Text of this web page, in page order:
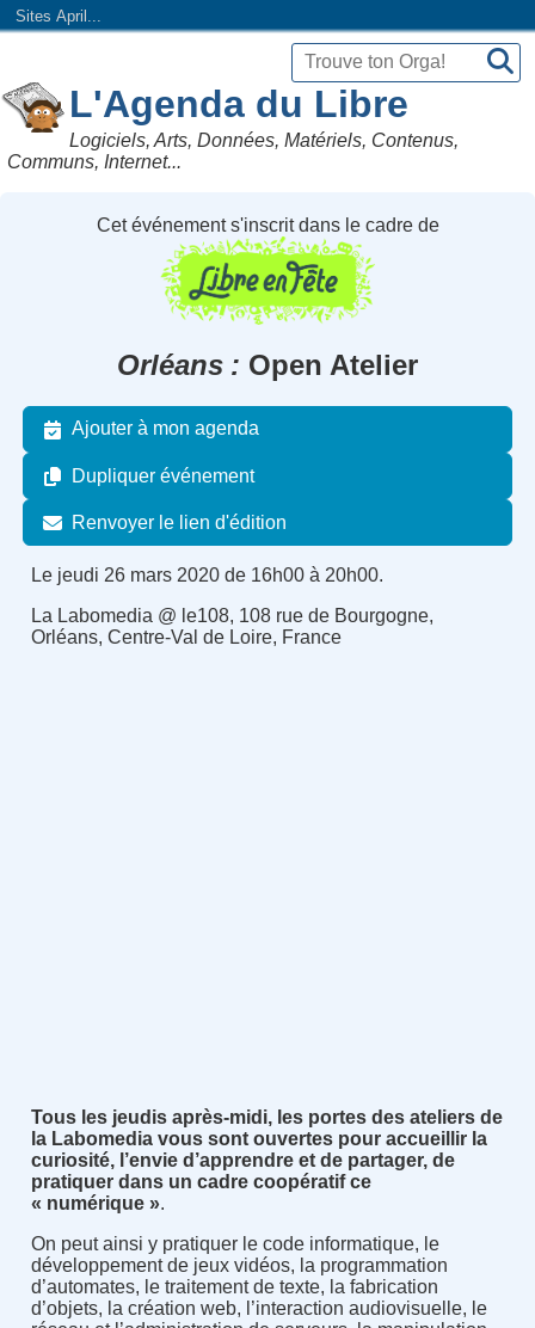
Sites April...
L'Agenda du Libre
Logiciels, Arts, Données, Matériels, Contenus,
Communs, Internet...
Cet événement s'inscrit dans le cadre de
Orléans Open Atelier
Ajouter à mon agenda
Dupliquer événement
Renvoyer le lien d'édition
Le jeudi 26 mars 2020 de 16h00 à 20h00.
La Labomedia @ le108, 108 rue de Bourgogne,
Orléans, Centre-Val de Loire, France
Tous les jeudis après-midi, les portes des ateliers de
la Labomedia vous sont ouvertes pour accueillir la
curiosité, l’envie d’apprendre et de partager, de
pratiquer dans un cadre coopératif ce
« numérique ».
On peut ainsi y pratiquer le code informatique, le
développement de jeux vidéos, la programmation
d’automates, le traitement de texte, la fabrication
d’objets, la création web, l’interaction audiovisuelle, le